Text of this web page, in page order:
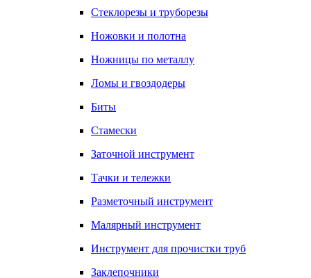
Стеклорезы и труборезы
Ножовки и полотна
Ножницы по металлу
Ломы и гвоздодеры
Биты
Стамески
Заточной инструмент
Тачки и тележки
Разметочный инструмент
Малярный инструмент
Инструмент для прочистки труб
Заклепочники